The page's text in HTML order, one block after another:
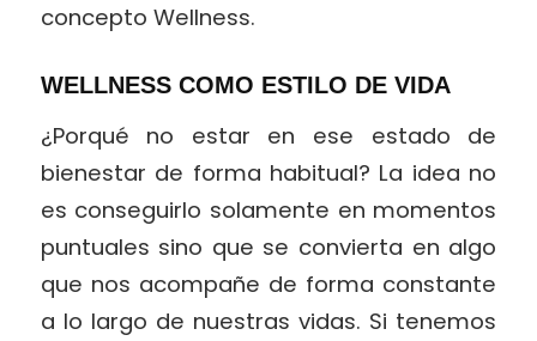
concepto Wellness.
WELLNESS COMO ESTILO DE VIDA
¿Porqué no estar en ese estado de
bienestar de forma habitual? La idea no
es conseguirlo solamente en momentos
puntuales sino que se convierta en algo
que nos acompañe de forma constante
a lo largo de nuestras vidas. Si tenemos